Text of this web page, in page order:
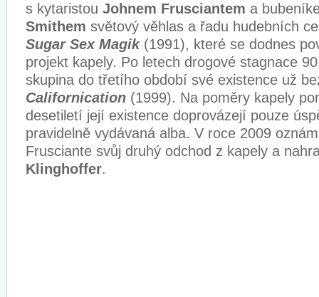
s kytaristou Johnem Frusciantem a
Smithem světový věhlas a řadu hudebních
Sugar Sex Magik(1991), které se dodnes
projekt kapely. Po letech drogové stagnace
skupina do třetího období své existence už
Californication (1999). Na poměry kapely
desetiletí její existence doprovázejí pouze
pravidelně vydávaná alba. V roce 2009
Frusciante svůj druhý odchod z kapely a
Klinghoffer.